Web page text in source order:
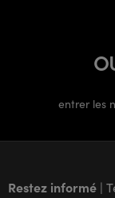
entrer les
Restez informé |